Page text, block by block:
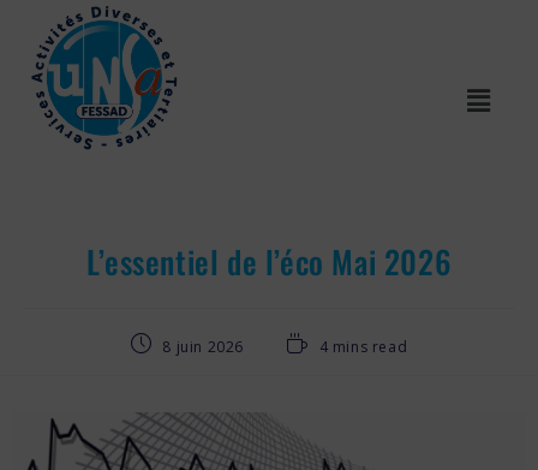
L’essentiel de l’éco Mai 2026
8 juin 2026 4 mins read